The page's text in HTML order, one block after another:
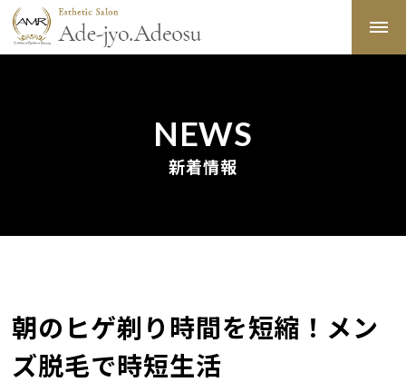
NEWS
新着情報
朝のヒゲ剃り時間を短縮！メン
ズ脱毛で時短生活